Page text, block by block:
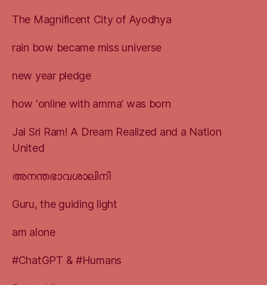
The Magnificent City of Ayodhya
rain bow became miss universe
new year pledge
how ‘online with amma’ was born
Jai Sri Ram! A Dream Realized and a Nation
United
അനന്തഭാവശാലിനി
Guru, the guiding light
am alone
#ChatGPT & #Humans